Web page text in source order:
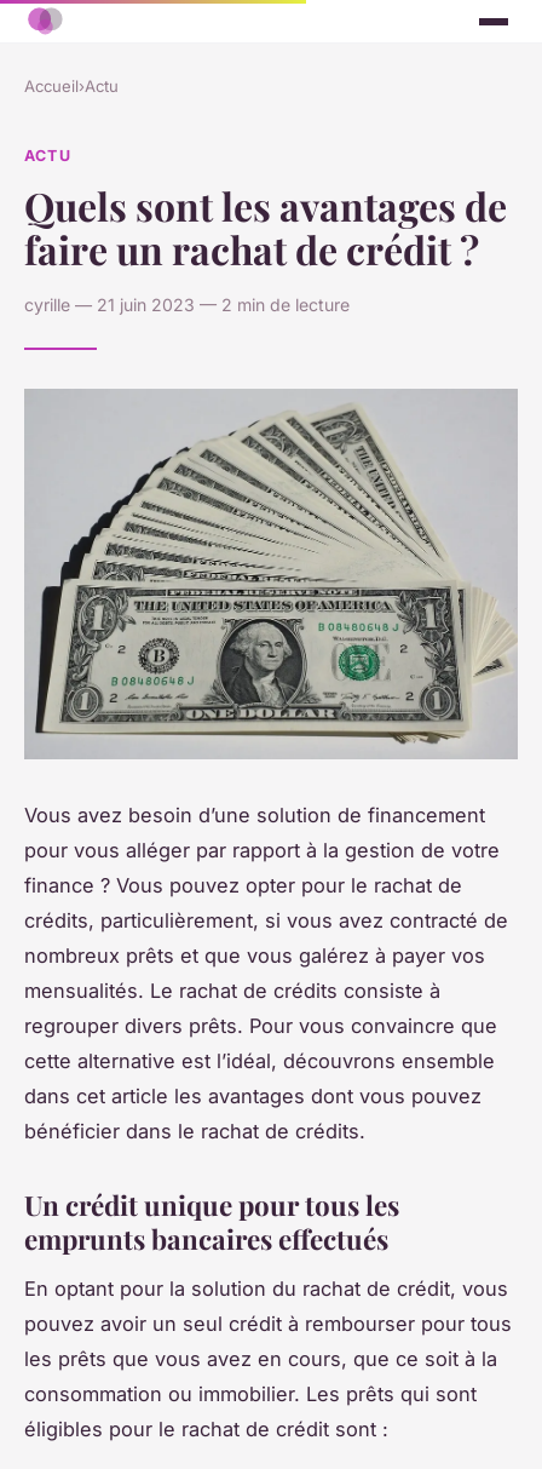
Accueil›Actu
ACTU
Quels sont les avantages de
faire un rachat de crédit ?
cyrille — 21 juin 2023 — 2 min de lecture
Vous avez besoin d’une solution de financement
pour vous alléger par rapport à la gestion de votre
finance ? Vous pouvez opter pour le rachat de
crédits, particulièrement, si vous avez contracté de
nombreux prêts et que vous galérez à payer vos
mensualités. Le rachat de crédits consiste à
regrouper divers prêts. Pour vous convaincre que
cette alternative est l’idéal, découvrons ensemble
dans cet article les avantages dont vous pouvez
bénéficier dans le rachat de crédits.
Un crédit unique pour tous les
emprunts bancaires effectués
En optant pour la solution du rachat de crédit, vous
pouvez avoir un seul crédit à rembourser pour tous
les prêts que vous avez en cours, que ce soit à la
consommation ou immobilier. Les prêts qui sont
éligibles pour le rachat de crédit sont :